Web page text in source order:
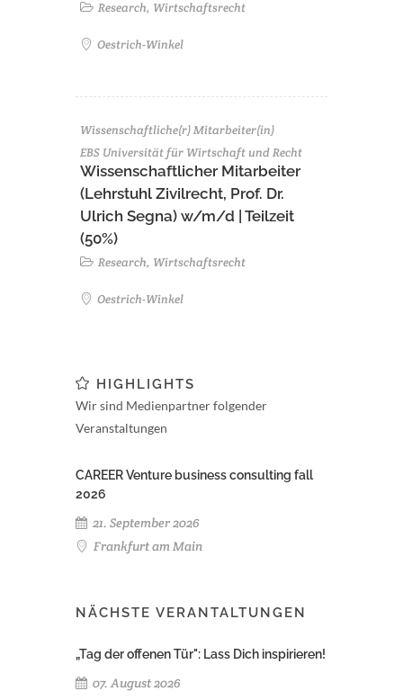
Research, Wirtschaftsrecht
Oestrich-Winkel
Wissenschaftliche(r) Mitarbeiter(in)
EBS Universität für Wirtschaft und Recht
Wissenschaftlicher Mitarbeiter
(Lehrstuhl Zivilrecht, Prof. Dr.
Ulrich Segna) w/m/d | Teilzeit
(50%)
Research, Wirtschaftsrecht
Oestrich-Winkel
HIGHLIGHTS
Wir sind Medienpartner folgender
Veranstaltungen
CAREER Venture business consulting fall
2026
21. September 2026
Frankfurt am Main
NÄCHSTE VERANTALTUNGEN
„Tag der offenen Tür": Lass Dich inspirieren!
07. August 2026